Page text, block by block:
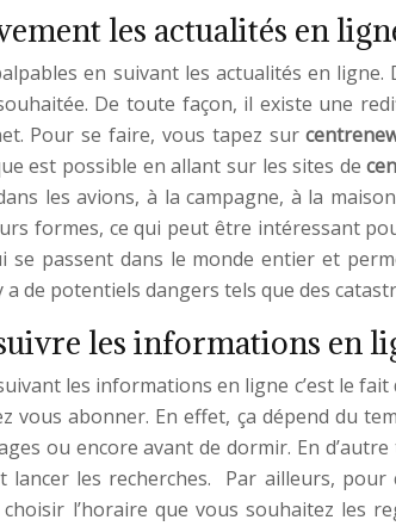
les actualités en
en suivant les actualités en
De toute façon, il existe une
Pour se faire, vous tapez sur
est possible en allant sur les sites de
les avions, à la campagne, à la
formes, ce qui peut être intéressant
se passent dans le monde entier et
a de potentiels dangers tels que des
les informations en
les informations en ligne c’est le
vous abonner. En effet, ça dépend du
ou encore avant de dormir. En
lancer les recherches. Par ailleurs, pour
l’horaire que vous souhaitez les